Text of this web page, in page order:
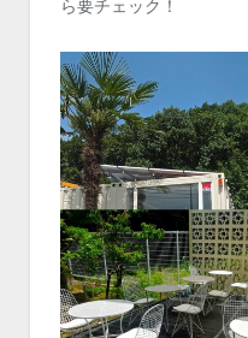
ら要チェック！